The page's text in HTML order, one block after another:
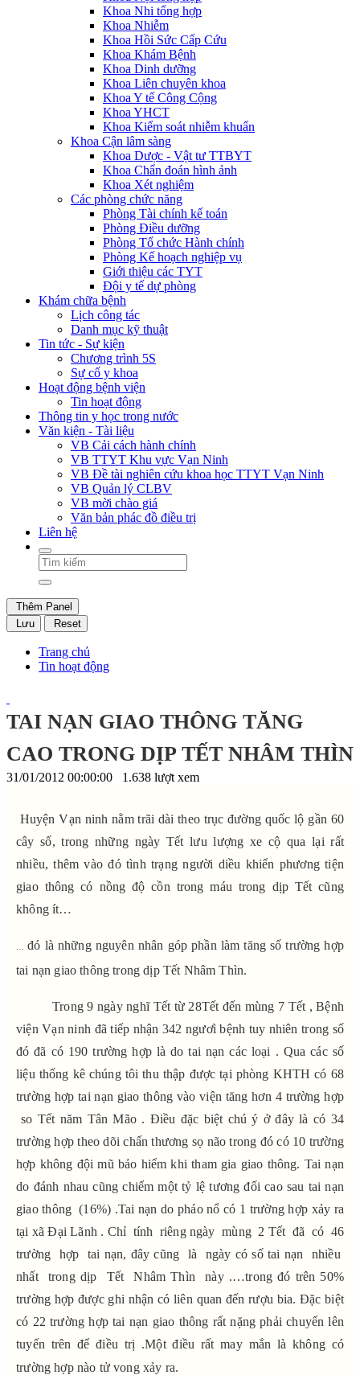
Khoa Nhi tổng hợp
Khoa Nhiễm
Khoa Hồi Sức Cấp Cứu
Khoa Khám Bệnh
Khoa Dinh dưỡng
Khoa Liên chuyên khoa
Khoa Y tế Công Cộng
Khoa YHCT
Khoa Kiểm soát nhiễm khuẩn
Khoa Cận lâm sàng
Khoa Dược - Vật tư TTBYT
Khoa Chẩn đoán hình ảnh
Khoa Xét nghiệm
Các phòng chức năng
Phòng Tài chính kế toán
Phòng Điều dưỡng
Phòng Tổ chức Hành chính
Phòng Kế hoạch nghiệp vụ
Giới thiệu các TYT
Đội y tế dự phòng
Khám chữa bệnh
Lịch công tác
Danh mục kỹ thuật
Tin tức - Sự kiện
Chương trình 5S
Sự cố y khoa
Hoạt động bệnh viện
Tin hoạt động
Thông tin y học trong nước
Văn kiện - Tài liệu
VB Cải cách hành chính
VB TTYT Khu vực Vạn Ninh
VB Đề tài nghiên cứu khoa học TTYT Vạn Ninh
VB Quản lý CLBV
VB mời chào giá
Văn bản phác đồ điều trị
Liên hệ
Thêm Panel
Lưu
Reset
Trang chủ
Tin hoạt động
TAI NẠN GIAO THÔNG TĂNG
CAO TRONG DỊP TẾT NHÂM THÌN
31/01/2012 00:00:00 1.638 lượt xem
Huyện Vạn ninh nằm trãi dài theo trục đường quốc lộ gần 60
cây số, trong những ngày Tết lưu lượng xe cộ qua lại rất
nhiều, thêm vào đó tình trạng người diều khiển phương tiện
giao thông có nồng độ cồn trong máu trong dịp Tết cũng
không ít…
…đó là những nguyên nhân góp phần làm tăng số trường hợp
tai nạn giao thông trong dịp Tết Nhâm Thìn.
Trong 9 ngày nghĩ Tết từ 28Tết đến mùng 7 Tết , Bệnh
viện Vạn ninh đã tiếp nhận 342 ngươì bệnh tuy nhiên trong số
đó đã có 190 trường hợp là do tai nạn các loại . Qua các số
liệu thống kê chúng tôi thu thập được tại phòng KHTH có 68
trường hợp tai nạn giao thông vào viện tăng hơn 4 trường hợp
so Tết năm Tân Mão . Điều đặc biệt chú ý ở đây là có 34
trường hợp theo dõi chấn thương sọ não trong đó có 10 trường
hợp không đội mũ bảo hiểm khi tham gia giao thông. Tai nạn
do đánh nhau cũng chiếm một tỷ lệ tương đối cao sau tai nạn
giao thông (16%) .Tai nạn do pháo nổ có 1 trường hợp xảy ra
tại xã Đại Lãnh . Chỉ tính riêng ngày mùng 2 Tết đã có 46
trường hợp tai nạn, đây cũng là ngày có số tai nạn nhiều
nhất trong dịp Tết Nhâm Thìn này .…trong đó trên 50%
trường hợp được ghi nhận có liên quan đến rượu bia. Đặc biệt
có 22 trường hợp tai nạn giao thông rất nặng phải chuyển lên
tuyến trên để điều trị .Một điều rất may mắn là không có
trường hợp nào tử vong xảy ra.